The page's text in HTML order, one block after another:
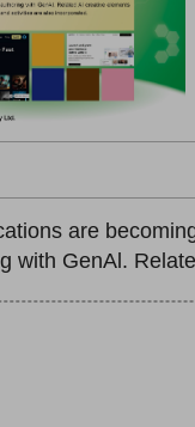
are
with GenAl.
習